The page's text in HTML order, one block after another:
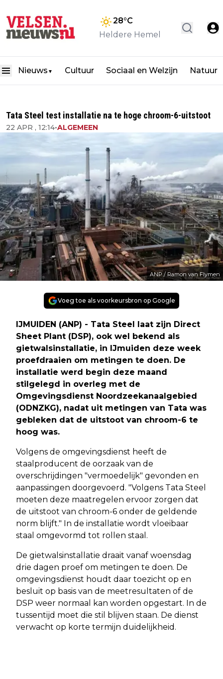
28°C
Heldere Hemel
Nieuws ▼ Cultuur Sociaal en Welzijn Natuur
Tata Steel test installatie na te hoge chroom-6-uitstoot
22 APR , 12:14•ALGEMEEN
ANP / Ramon van Flymen
Voeg toe als voorkeursbron op Google
IJMUIDEN (ANP) - Tata Steel laat zijn Direct
Sheet Plant (DSP), ook wel bekend als
gietwalsinstallatie, in IJmuiden deze week
proefdraaien om metingen te doen. De
installatie werd begin deze maand
stilgelegd in overleg met de
Omgevingsdienst Noordzeekanaalgebied
(ODNZKG), nadat uit metingen van Tata was
gebleken dat de uitstoot van chroom-6 te
hoog was.
Volgens de omgevingsdienst heeft de
staalproducent de oorzaak van de
overschrijdingen "vermoedelijk" gevonden en
aanpassingen doorgevoerd. "Volgens Tata Steel
moeten deze maatregelen ervoor zorgen dat
de uitstoot van chroom-6 onder de geldende
norm blijft." In de installatie wordt vloeibaar
staal omgevormd tot rollen staal.
De gietwalsinstallatie draait vanaf woensdag
drie dagen proef om metingen te doen. De
omgevingsdienst houdt daar toezicht op en
besluit op basis van de meetresultaten of de
DSP weer normaal kan worden opgestart. In de
tussentijd moet die stil blijven staan. De dienst
verwacht op korte termijn duidelijkheid.